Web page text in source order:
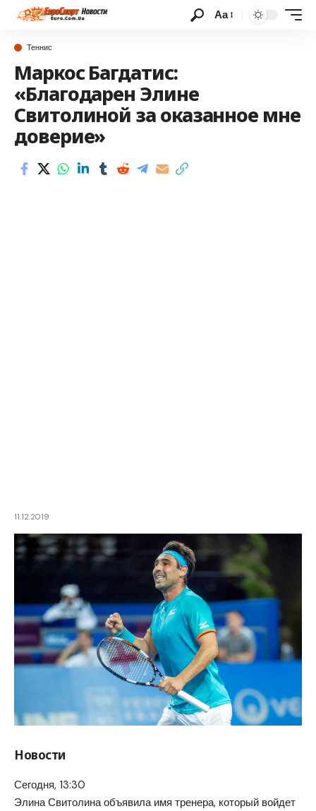
Аа
Теннис
Маркос Багдатис:
«Благодарен Элине
Свитолиной за оказанное мне
доверие»
11.12.2019
Новости
Сегодня, 13:30
Элина Свитолина объявила имя тренера, который войдет